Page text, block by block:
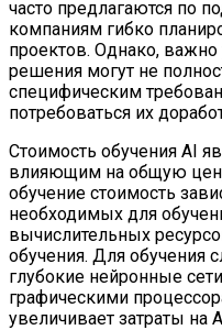
часто предлагаются по
компаниям гибко
проектов. Однако, важно
решения могут не
специфическим
потребоваться их
Стоимость обучения AI
влияющим на общую
обучение стоимость
необходимых для
вычислительных
обучения. Для обучения
глубокие нейронные
графическими
увеличивает затраты на